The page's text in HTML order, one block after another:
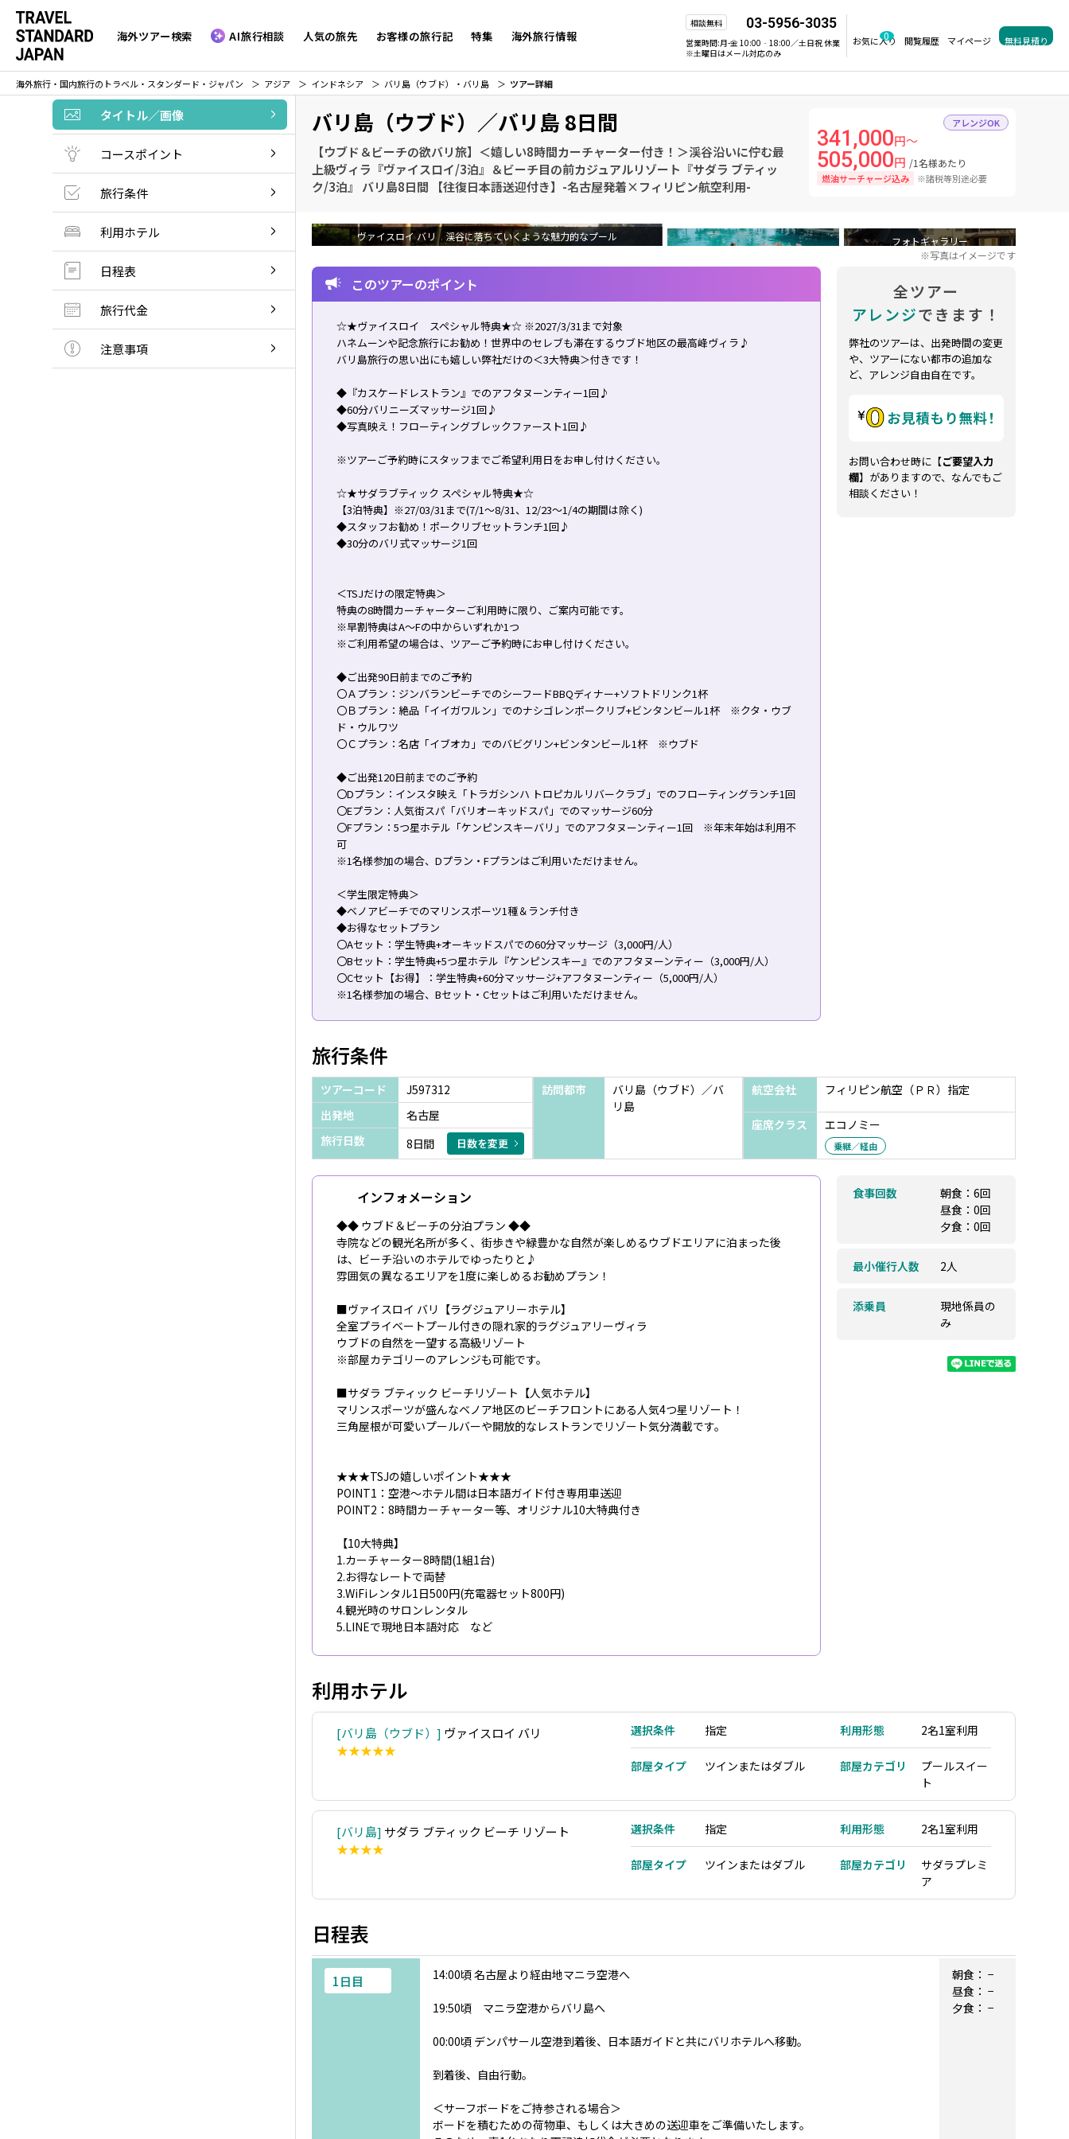
海外ツアー検索 AI旅行相談 人気の旅先 お客様の旅行記 特集 海外旅行情報
相談無料 03-5956-3035
営業時間:月-金 10:00‐18:00／土日祝 休業
※土曜日はメール対応のみ
お気に入り
0 閲覧履歴 マイページ 無料見積り
海外旅行・国内旅行のトラベル・スタンダード・ジャパン アジア インドネシア バリ島（ウブド）・バリ島 ツアー詳細
タイトル／画像
コースポイント
旅行条件
利用ホテル
日程表
旅行代金
注意事項
バリ島（ウブド）／バリ島 8日間
【ウブド＆ビーチの欲バリ旅】＜嬉しい8時間カーチャーター付き！＞渓谷沿いに佇む最
上級ヴィラ『ヴァイスロイ/3泊』＆ビーチ目の前カジュアルリゾート『サダラ ブティッ
ク/3泊』 バリ島8日間 【往復日本語送迎付き】-名古屋発着×フィリピン航空利用-
アレンジOK
341,000円～
505,000円 /1名様あたり
燃油サーチャージ込み ※諸税等別途必要
ヴァイスロイ バリ 渓谷に落ちていくような魅力的なプール
フォトギャラリー
※写真はイメージです
このツアーのポイント
☆★ヴァイスロイ スペシャル特典★☆ ※2027/3/31まで対象
ハネムーンや記念旅行にお勧め！世界中のセレブも滞在するウブド地区の最高峰ヴィラ♪
バリ島旅行の思い出にも嬉しい弊社だけの＜3大特典＞付きです！
◆『カスケードレストラン』でのアフタヌーンティー1回♪
◆60分バリニーズマッサージ1回♪
◆写真映え！フローティングブレックファースト1回♪
※ツアーご予約時にスタッフまでご希望利用日をお申し付けください。
☆★サダラブティック スペシャル特典★☆
【3泊特典】※27/03/31まで(7/1～8/31、12/23～1/4の期間は除く)
◆スタッフお勧め！ポークリブセットランチ1回♪
◆30分のバリ式マッサージ1回
＜TSJだけの限定特典＞
特典の8時間カーチャーターご利用時に限り、ご案内可能です。
※早割特典はA～Fの中からいずれか1つ
※ご利用希望の場合は、ツアーご予約時にお申し付けください。
◆ご出発90日前までのご予約
〇Ａプラン：ジンバランビーチでのシーフードBBQディナー+ソフトドリンク1杯
〇Ｂプラン：絶品「イイガワルン」でのナシゴレンポークリブ+ビンタンビール1杯 ※クタ・ウブ
ド・ウルワツ
〇Ｃプラン：名店「イブオカ」でのバビグリン+ビンタンビール1杯 ※ウブド
◆ご出発120日前までのご予約
〇Dプラン：インスタ映え「トラガシンハ トロピカルリバークラブ」でのフローティングランチ1回
〇Eプラン：人気街スパ「バリオーキッドスパ」でのマッサージ60分
〇Fプラン：5つ星ホテル「ケンピンスキーバリ」でのアフタヌーンティー1回 ※年末年始は利用不
可
※1名様参加の場合、Dプラン・Fプランはご利用いただけません。
＜学生限定特典＞
◆ベノアビーチでのマリンスポーツ1種＆ランチ付き
◆お得なセットプラン
〇Aセット：学生特典+オーキッドスパでの60分マッサージ（3,000円/人）
〇Bセット：学生特典+5つ星ホテル『ケンピンスキー』でのアフタヌーンティー（3,000円/人）
〇Cセット【お得】：学生特典+60分マッサージ+アフタヌーンティー（5,000円/人）
※1名様参加の場合、Bセット・Cセットはご利用いただけません。
全ツアー
アレンジできます！
弊社のツアーは、出発時間の変更
や、ツアーにない都市の追加な
ど、アレンジ自由自在です。
お問い合わせ時に【ご要望入力
欄】がありますので、なんでもご
相談ください！
旅行条件
ツアーコード
J597312
出発地
名古屋
旅行日数
8日間 日数を変更
訪問都市
バリ島（ウブド）／バ
リ島
航空会社 フィリピン航空（ＰＲ）指定
座席クラス エコノミー
乗継／経由
インフォメーション
◆◆ ウブド＆ビーチの分泊プラン ◆◆
寺院などの観光名所が多く、街歩きや緑豊かな自然が楽しめるウブドエリアに泊まった後
は、ビーチ沿いのホテルでゆったりと♪
雰囲気の異なるエリアを1度に楽しめるお勧めプラン！
■ヴァイスロイ バリ【ラグジュアリーホテル】
全室プライベートプール付きの隠れ家的ラグジュアリーヴィラ
ウブドの自然を一望する高級リゾート
※部屋カテゴリーのアレンジも可能です。
■サダラ ブティック ビーチリゾート【人気ホテル】
マリンスポーツが盛んなベノア地区のビーチフロントにある人気4つ星リゾート！
三角屋根が可愛いプールバーや開放的なレストランでリゾート気分満載です。
★★★TSJの嬉しいポイント★★★
POINT1：空港～ホテル間は日本語ガイド付き専用車送迎
POINT2：8時間カーチャーター等、オリジナル10大特典付き
【10大特典】
1.カーチャーター8時間(1組1台)
2.お得なレートで両替
3.WiFiレンタル1日500円(充電器セット800円)
4.観光時のサロンレンタル
5.LINEで現地日本語対応 など
食事回数
朝食：6回
昼食：0回
夕食：0回
最小催行人数 2人
添乗員
現地係員の
み
利用ホテル
バリ島（ウブド）
ヴァイスロイ バリ
★★★★★
選択条件 指定 利用形態 2名1室利用
部屋タイプ ツインまたはダブル 部屋カテゴリ
プールスイー
ト
バリ島 サダラ ブティック ビーチ リゾート
★★★★
選択条件 指定 利用形態 2名1室利用
部屋タイプ ツインまたはダブル 部屋カテゴリ
サダラプレミ
ア
日程表
1日目 14:00頃 名古屋より経由地マニラ空港へ
19:50頃 マニラ空港からバリ島へ
00:00頃 デンパサール空港到着後、日本語ガイドと共にバリホテルへ移動。
到着後、自由行動。
＜サーフボードをご持参される場合＞
ボードを積むための荷物車、もしくは大きめの送迎車をご準備いたします。
朝食： −
昼食： −
夕食： −